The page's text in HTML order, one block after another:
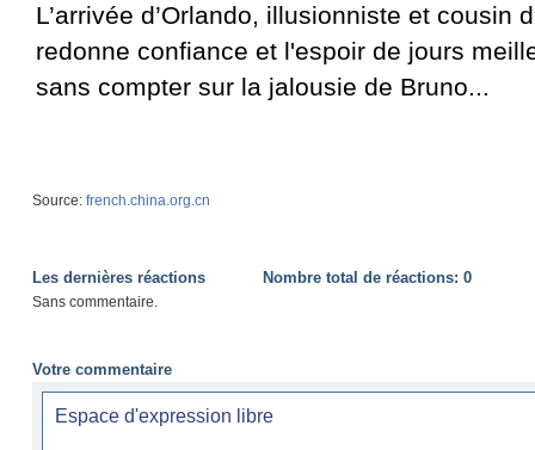
L’arrivée d’Orlando, illusionniste et cousin
redonne confiance et l'espoir de jours
sans compter sur la jalousie de Bruno...
Source: french.china.org.cn
Les dernières réactions Nombre total de réactions: 0
Sans commentaire.
Votre commentaire